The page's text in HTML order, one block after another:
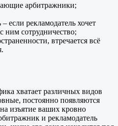
арбитражники;
если рекламодатель хочет
ним сотрудничество;
втречается всё
хватает различных видов
постоянно появляются
изъятие ваших кровно
и рекламодатель